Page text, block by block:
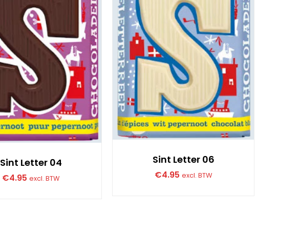
Sint Letter 04
€4.95 excl. BTW
Sint Letter 06
€4.95 excl. BTW